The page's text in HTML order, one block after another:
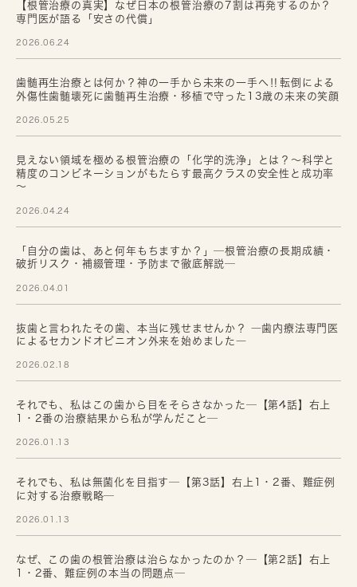
【根管治療の真実】なぜ日本の根管治療の7割は再発するのか？
専門医が語る「安さの代償」
2026.06.24
歯髄再生治療とは何か？神の一手から未来の一手へ‼転倒による
外傷性歯髄壊死に歯髄再生治療・移植で守った13歳の未来の笑顔
2026.05.25
見えない領域を極める根管治療の「化学的洗浄」とは？～科学と
精度のコンビネーションがもたらす最高クラスの安全性と成功率
～
2026.04.24
「自分の歯は、あと何年もちますか？」─根管治療の長期成績・
破折リスク・補綴管理・予防まで徹底解説─
2026.04.01
抜歯と言われたその歯、本当に残せませんか？ ―歯内療法専門医
によるセカンドオピニオン外来を始めました―
2026.02.18
それでも、私はこの歯から目をそらさなかった─【第4話】右上
1・2番の治療結果から私が学んだこと─
2026.01.13
それでも、私は無菌化を目指す─【第3話】右上1・2番、難症例
に対する治療戦略─
2026.01.13
なぜ、この歯の根管治療は治らなかったのか？─【第2話】右上
1・2番、難症例の本当の問題点─